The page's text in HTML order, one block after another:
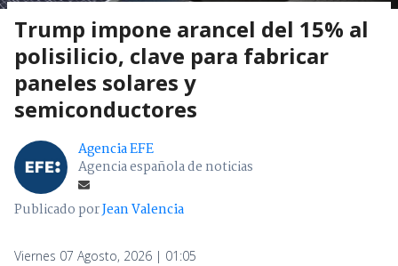
Trump impone arancel del 15% al
polisilicio, clave para fabricar
paneles solares y
semiconductores
Agencia EFE
Agencia española de noticias
Publicado porJean Valencia
Viernes 07 Agosto, 2026 | 01:05